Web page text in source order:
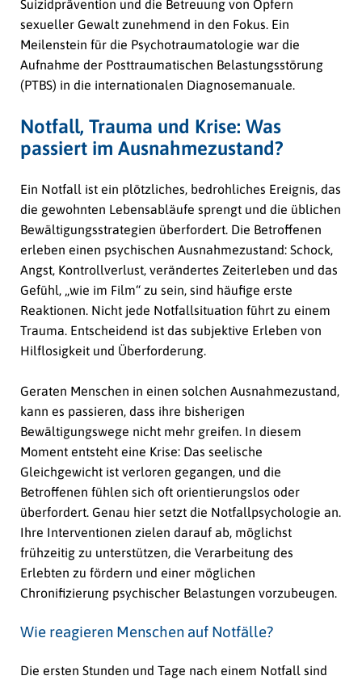
Suizidprävention und die Betreuung von Opfern
sexueller Gewalt zunehmend in den Fokus. Ein
Meilenstein für die Psychotraumatologie war die
Aufnahme der Posttraumatischen Belastungsstörung
(PTBS) in die internationalen Diagnosemanuale.
Notfall, Trauma und Krise: Was
passiert im Ausnahmezustand?
Ein Notfall ist ein plötzliches, bedrohliches Ereignis, das
die gewohnten Lebensabläufe sprengt und die üblichen
Bewältigungsstrategien überfordert. Die Betroffenen
erleben einen psychischen Ausnahmezustand: Schock,
Angst, Kontrollverlust, verändertes Zeiterleben und das
Gefühl, „wie im Film“ zu sein, sind häufige erste
Reaktionen. Nicht jede Notfallsituation führt zu einem
Trauma. Entscheidend ist das subjektive Erleben von
Hilflosigkeit und Überforderung.
Geraten Menschen in einen solchen Ausnahmezustand,
kann es passieren, dass ihre bisherigen
Bewältigungswege nicht mehr greifen. In diesem
Moment entsteht eine Krise: Das seelische
Gleichgewicht ist verloren gegangen, und die
Betroffenen fühlen sich oft orientierungslos oder
überfordert. Genau hier setzt die Notfallpsychologie an.
Ihre Interventionen zielen darauf ab, möglichst
frühzeitig zu unterstützen, die Verarbeitung des
Erlebten zu fördern und einer möglichen
Chronifizierung psychischer Belastungen vorzubeugen.
Wie reagieren Menschen auf Notfälle?
Die ersten Stunden und Tage nach einem Notfall sind